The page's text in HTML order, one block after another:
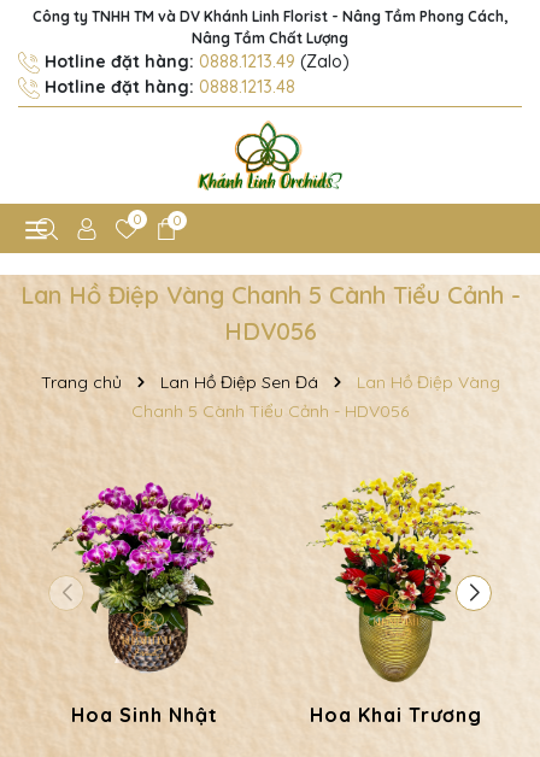
Công ty TNHH TM và DV Khánh Linh Florist - Nâng Tầm Phong Cách,
Nâng Tầm Chất Lượng
Hotline đặt hàng: 0888.1213.49 (Zalo)
Hotline đặt hàng: 0888.1213.48
0 0
Lan Hồ Điệp Vàng Chanh 5 Cành Tiểu Cảnh -
HDV056
Trang chủ Lan Hồ Điệp Sen Đá
Lan Hồ Điệp Vàng
Chanh 5 Cành Tiểu Cảnh - HDV056
Hoa Sinh Nhật Hoa Khai Trương